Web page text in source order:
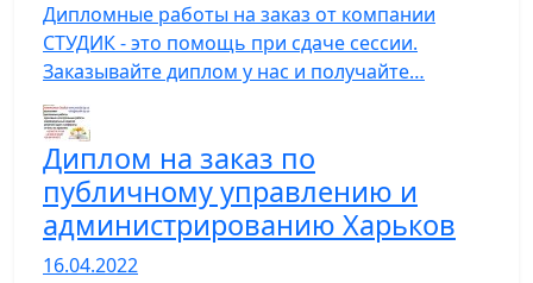
Дипломные работы на заказ от компании
СТУДИК - это помощь при сдаче сессии.
Заказывайте диплом у нас и получайте…
Диплом на заказ по
публичному управлению и
администрированию Харьков
16.04.2022